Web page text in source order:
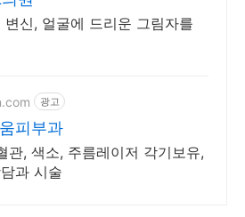
신, 얼굴에 드리운 그림자를
광고
피부과
관, 색소, 주름레이저 각기보유,
과 시술